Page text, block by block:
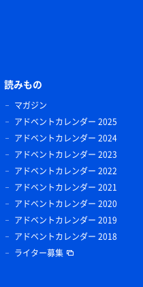
読みもの
マガジン
アドベントカレンダー 2025
アドベントカレンダー 2024
アドベントカレンダー 2023
アドベントカレンダー 2022
アドベントカレンダー 2021
アドベントカレンダー 2020
アドベントカレンダー 2019
アドベントカレンダー 2018
ライター募集